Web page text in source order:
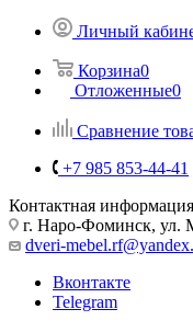
Личный
Корзина0
Отложенные0
Сравнение
+7 985 853-44-41
Контактная информация
г. Наро-Фоминск, ул.
dveri-
Вконтакте
Telegram